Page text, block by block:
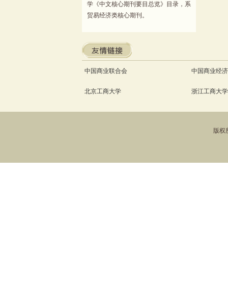
学《中文核心期刊要目总览》目录，系
贸易经济类核心期刊。
中国商业联合会 中国商业经
北京工商大学 浙江工商大学
版